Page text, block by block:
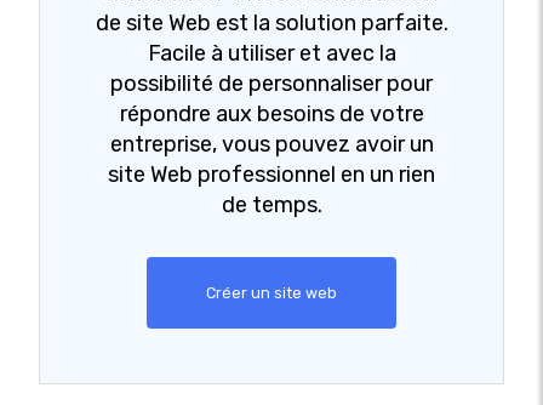
de site Web est la solution parfaite.
Facile à utiliser et avec la
possibilité de personnaliser pour
répondre aux besoins de votre
entreprise, vous pouvez avoir un
site Web professionnel en un rien
de temps.
Créer un site web